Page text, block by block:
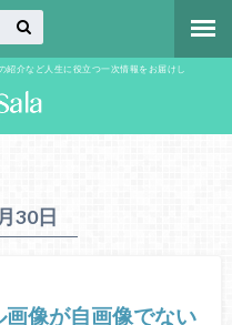
介など人生に役立つ一次情報をお届けし
30日
像が自画像でない